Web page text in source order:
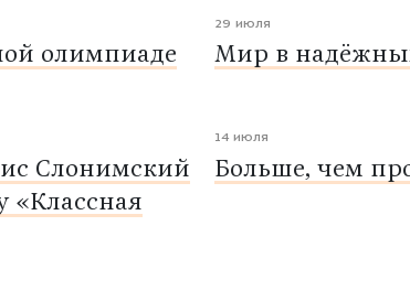
олимпиаде
29 июля
Мир в
Слонимский
«Классная
14 июля
Больше, чем